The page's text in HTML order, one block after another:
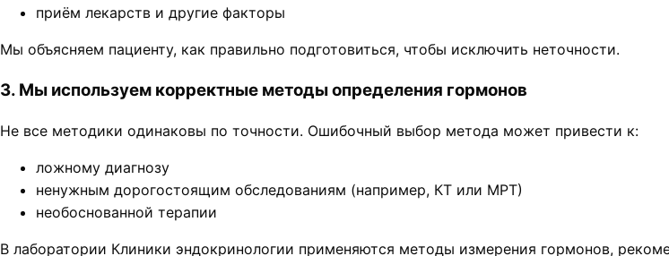
приём лекарств и другие факторы
Мы объясняем пациенту, как правильно подготовиться, чтобы исключить неточности.
3. Мы используем корректные методы определения гормонов
Не все методики одинаковы по точности. Ошибочный выбор метода может привести к:
ложному диагнозу
ненужным дорогостоящим обследованиям (например, КТ или МРТ)
необоснованной терапии
В лаборатории Клиники эндокринологии применяются методы измерения гормонов,